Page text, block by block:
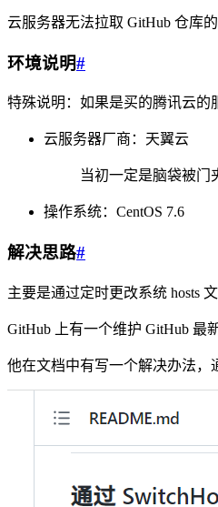
云服务器无法拉取 GitHub 仓库
环境说明#
特殊说明：如果是买的腾讯云的
云服务器厂商：天翼云
当初一定是脑袋被门
操作系统：CentOS 7.6
解决思路#
主要是通过定时更改系统 hosts
GitHub 上有一个维护 GitHub 最新
他在文档中有写一个解决办法，